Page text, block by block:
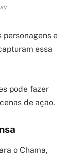
personagens e
essa
pode fazer
de ação.
o Chama,